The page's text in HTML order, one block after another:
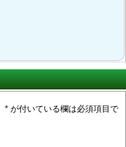
* が付いている欄は必須項目で